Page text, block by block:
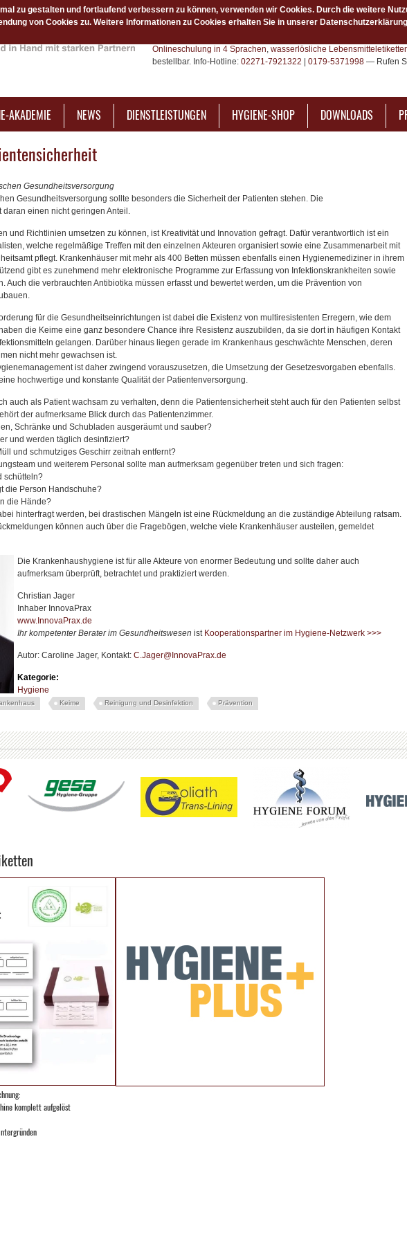
zu gestalten und fortlaufend verbessern zu können, verwenden wir Cookies. Durch die weitere
von Cookies zu. Weitere Informationen zu Cookies erhalten Sie in unserer
AKADEMIE NEWS DIENSTLEISTUNGEN HYGIENE-SHOP DOWNLOADS
Das Hygiene-Netzwerk ist Ihr bundesweiter Fachpartner für
Onlineschulung in 4 Sprachen, wasserlösliche
bestellbar. Info-Hotline: 02271-7921322 0179-5371998 — Rufen
Gesundheitsversorgung
Gesundheitsversorgung sollte besonders die Sicherheit der Patienten stehen. Die
einen nicht geringen Anteil.
und Richtlinien umsetzen zu können, ist Kreativität und Innovation gefragt. Dafür verantwortlich ist ein
welche regelmäßige Treffen mit den einzelnen Akteuren organisiert sowie eine Zusammenarbeit mit
pflegt. Krankenhäuser mit mehr als 400 Betten müssen ebenfalls einen Hygienemediziner in ihrem
gibt es zunehmend mehr elektronische Programme zur Erfassung von Infektionskrankheiten sowie
Auch die verbrauchten Antibiotika müssen erfasst und bewertet werden, um die Prävention von
für die Gesundheitseinrichtungen ist dabei die Existenz von multiresistenten Erregern, wie dem
die Keime eine ganz besondere Chance ihre Resistenz auszubilden, da sie dort in häufigen Kontakt
gelangen. Darüber hinaus liegen gerade im Krankenhaus geschwächte Menschen, deren
nicht mehr gewachsen ist.
ist daher zwingend vorauszusetzen, die Umsetzung der Gesetzesvorgaben ebenfalls.
hochwertige und konstante Qualität der Patientenversorgung.
auch als Patient wachsam zu verhalten, denn die Patientensicherheit steht auch für den Patienten selbst
der aufmerksame Blick durch das Patientenzimmer.
Schränke und Schubladen ausgeräumt und sauber?
und werden täglich desinfiziert?
und schmutziges Geschirr zeitnah entfernt?
und weiterem Personal sollte man aufmerksam gegenüber treten und sich fragen:
schütteln?
die Person Handschuhe?
die Hände?
hinterfragt werden, bei drastischen Mängeln ist eine Rückmeldung an die zuständige Abteilung ratsam.
können auch über die Fragebögen, welche viele Krankenhäuser austeilen, gemeldet
Die Krankenhaushygiene ist für alle Akteure von enormer Bedeutung und sollte daher auch
aufmerksam überprüft, betrachtet und praktiziert werden.
Christian Jager
Inhaber InnovaPrax
www.InnovaPrax.de
Ihr kompetenter Berater im Gesundheitswesen ist Kooperationspartner im Hygiene-Netzwerk >>>
Autor: Caroline Jager, Kontakt: C.Jager@InnovaPrax.de
Kategorie:
Hygiene
Keime Reinigung und Desinfektion Prävention
komplett aufgelöst